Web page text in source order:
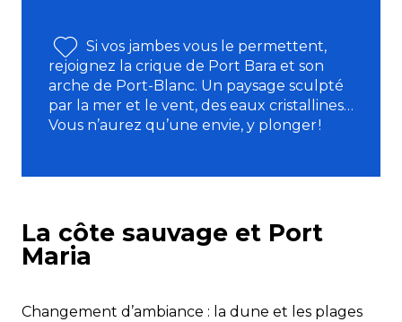
Si vos jambes vous le permettent,
rejoignez la crique de Port Bara et son
arche de Port-Blanc. Un paysage sculpté
par la mer et le vent, des eaux cristallines…
Vous n’aurez qu’une envie, y plonger !
La côte sauvage et Port
Maria
Changement d’ambiance : la dune et les plages